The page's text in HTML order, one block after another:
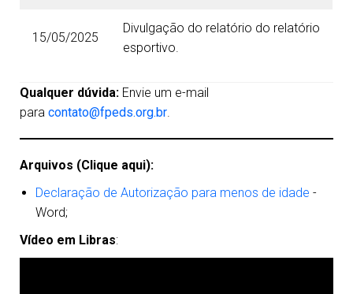
15/05/2025
Divulgação do relatório do relatório
esportivo.
Qualquer dúvida: Envie um e-mail
para contato@fpeds.org.br.
Arquivos (Clique aqui):
Declaração de Autorização para menos de idade -
Word;
Vídeo em Libras: